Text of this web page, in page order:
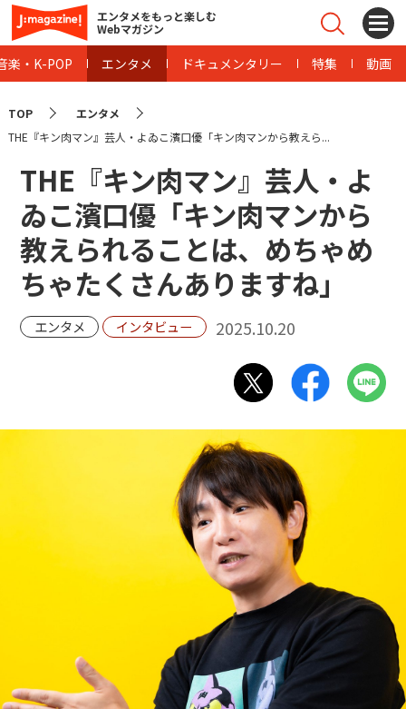
エンタメをもっと楽しむ
Webマガジン
楽・K-POP エンタメ ドキュメンタリー 特集 動画
TOP
エンタメ
THE『キン肉マン』芸人・よゐこ濱口優「キン肉マンから教えら...
THE『キン肉マン』芸人・よ
ゐこ濱口優「キン肉マンから
教えられることは、めちゃめ
ちゃたくさんありますね」
エンタメ インタビュー 2025.10.20